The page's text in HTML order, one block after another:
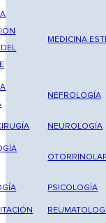
MEDICINA
NEFROLOGÍA
NEUROLOGÍA
PSICOLOGÍA